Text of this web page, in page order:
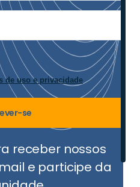
de uso e privacidade
se
receber nossos
e participe da